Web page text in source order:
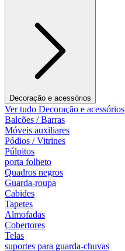
Decoração e acessórios
Ver tudo Decoração e acessórios
Balcões / Barras
Móveis auxiliares
Pódios / Vitrines
Púlpitos
porta folheto
Quadros negros
Guarda-roupa
Cabides
Tapetes
Almofadas
Cobertores
Telas
suportes para guarda-chuvas